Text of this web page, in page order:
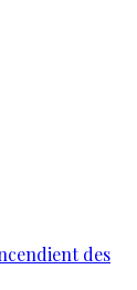
des